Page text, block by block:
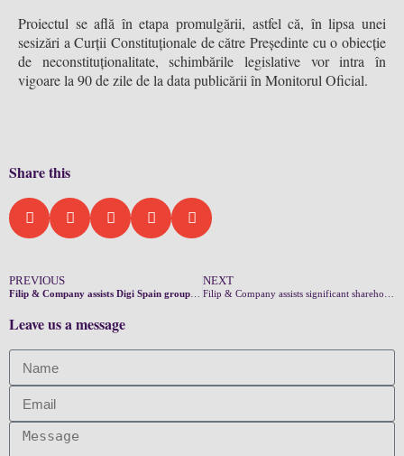
Proiectul se află în etapa promulgării, astfel că, în lipsa unei
sesizări a Curții Constituționale de către Președinte cu o obiecție
de neconstituționalitate, schimbările legislative vor intra în
vigoare la 90 de zile de la data publicării în Monitorul Oficial.
Share this
PREVIOUS NEXT
Leave us a message